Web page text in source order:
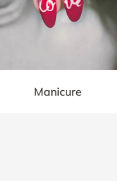
Manicure